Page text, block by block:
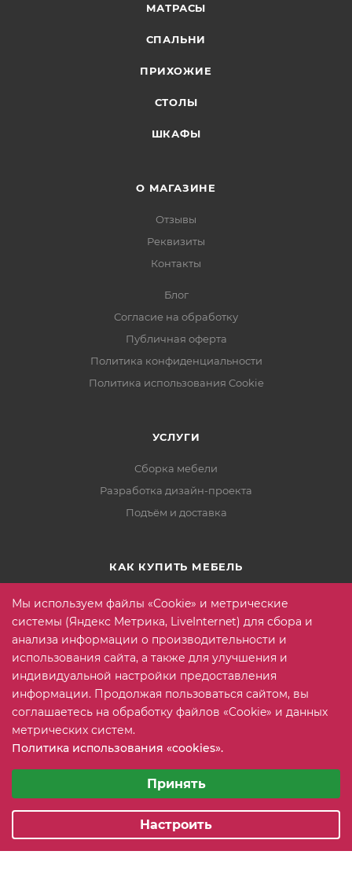
МАТРАСЫ
СПАЛЬНИ
ПРИХОЖИЕ
СТОЛЫ
ШКАФЫ
О МАГАЗИНЕ
Отзывы
Реквизиты
Контакты
Блог
Согласие на обработку
Публичная оферта
Политика конфиденциальности
Политика использования Cookie
УСЛУГИ
Сборка мебели
Разработка дизайн-проекта
Подъём и доставка
КАК КУПИТЬ МЕБЕЛЬ
Условия оплаты
Условия доставки
Гарантия на товар
Вопрос-ответ
+7 (815) 2 606-608 ЗАКАЗАТЬ ЗВОНОК
info@mebeler51.ru
г. Мурманск, ул. Свердлова 11Б
Мы используем файлы «Cookie» и метрические
системы (Яндекс Метрика, LiveInternet) для сбора и
анализа информации о производительности и
использования сайта, а также для улучшения и
индивидуальной настройки предоставления
информации. Продолжая пользоваться сайтом, вы
соглашаетесь на обработку файлов «Cookie» и данных
метрических систем.
Политика использования «cookies».
Аналитические/Функциональные
Принять
Настроить